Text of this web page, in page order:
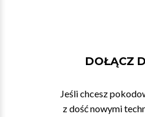
DOŁĄCZ
Jeśli chcesz
z dość nowymi